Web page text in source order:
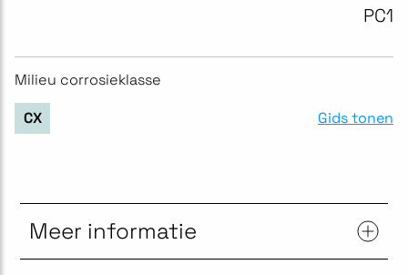
PC1
Milieu corrosieklasse
CX Gids tonen
Meer informatie